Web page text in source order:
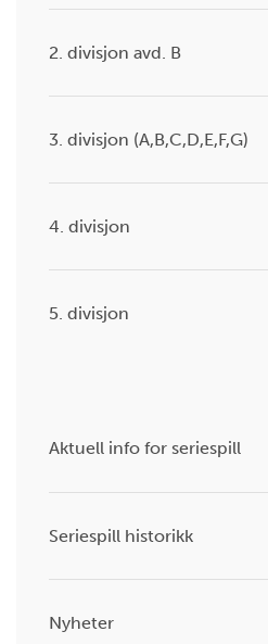
2. divisjon avd. B
3. divisjon (A,B,C,D,E,F,G)
4. divisjon
5. divisjon
Aktuell info for seriespill
Seriespill historikk
Nyheter